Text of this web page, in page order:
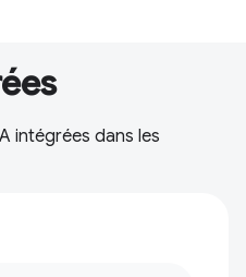
intégrées dans les